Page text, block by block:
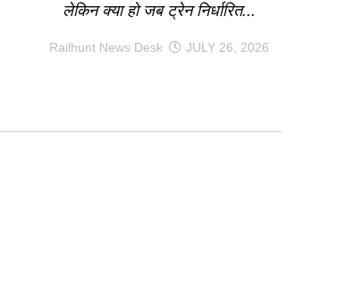
लेकिन क्या हो जब ट्रेन निर्धारित...
Railhunt News Desk JULY 26, 2026